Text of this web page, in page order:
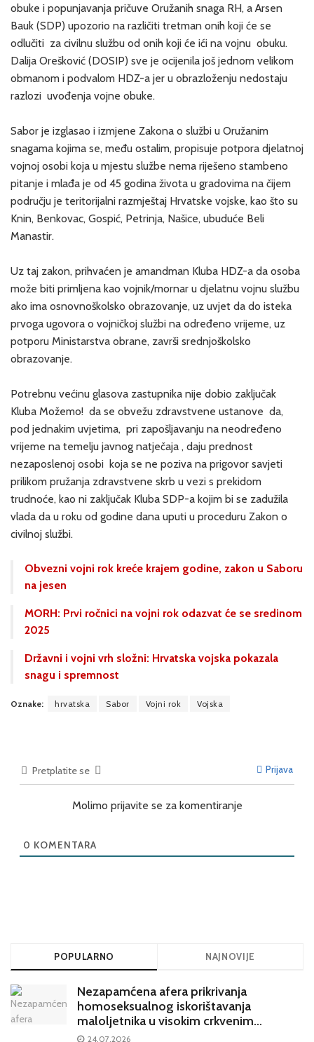
obuke i popunjavanja pričuve Oružanih snaga RH, a Arsen
Bauk (SDP) upozorio na različiti tretman onih koji će se
odlučiti za civilnu službu od onih koji će ići na vojnu obuku.
Dalija Orešković (DOSIP) sve je ocijenila još jednom velikom
obmanom i podvalom HDZ-a jer u obrazloženju nedostaju
razlozi uvođenja vojne obuke.
Sabor je izglasao i izmjene Zakona o službi u Oružanim
snagama kojima se, među ostalim, propisuje potpora djelatnoj
vojnoj osobi koja u mjestu službe nema riješeno stambeno
pitanje i mlađa je od 45 godina života u gradovima na čijem
području je teritorijalni razmještaj Hrvatske vojske, kao što su
Knin, Benkovac, Gospić, Petrinja, Našice, ubuduće Beli
Manastir.
Uz taj zakon, prihvaćen je amandman Kluba HDZ-a da osoba
može biti primljena kao vojnik/mornar u djelatnu vojnu službu
ako ima osnovnoškolsko obrazovanje, uz uvjet da do isteka
prvoga ugovora o vojničkoj službi na određeno vrijeme, uz
potporu Ministarstva obrane, završi srednjoškolsko
obrazovanje.
Potrebnu većinu glasova zastupnika nije dobio zaključak
Kluba Možemo! da se obvežu zdravstvene ustanove da,
pod jednakim uvjetima, pri zapošljavanju na neodređeno
vrijeme na temelju javnog natječaja , daju prednost
nezaposlenoj osobi koja se ne poziva na prigovor savjeti
prilikom pružanja zdravstvene skrb u vezi s prekidom
trudnoće, kao ni zaključak Kluba SDP-a kojim bi se zadužila
vlada da u roku od godine dana uputi u proceduru Zakon o
civilnoj službi.
Obvezni vojni rok kreće krajem godine, zakon u Saboru
na jesen
MORH: Prvi ročnici na vojni rok odazvat će se sredinom
2025
Državni i vojni vrh složni: Hrvatska vojska pokazala
snagu i spremnost
Oznake: hrvatska Sabor Vojni rok Vojska
Pretplatite se Prijava
Molimo prijavite se za komentiranje
0 KOMENTARA
POPULARNO NAJNOVIJE
Nezapamćena afera prikrivanja
homoseksualnog iskorištavanja
maloljetnika u visokim crkvenim
krugovima potresa Hrvatsku
24.07.2026